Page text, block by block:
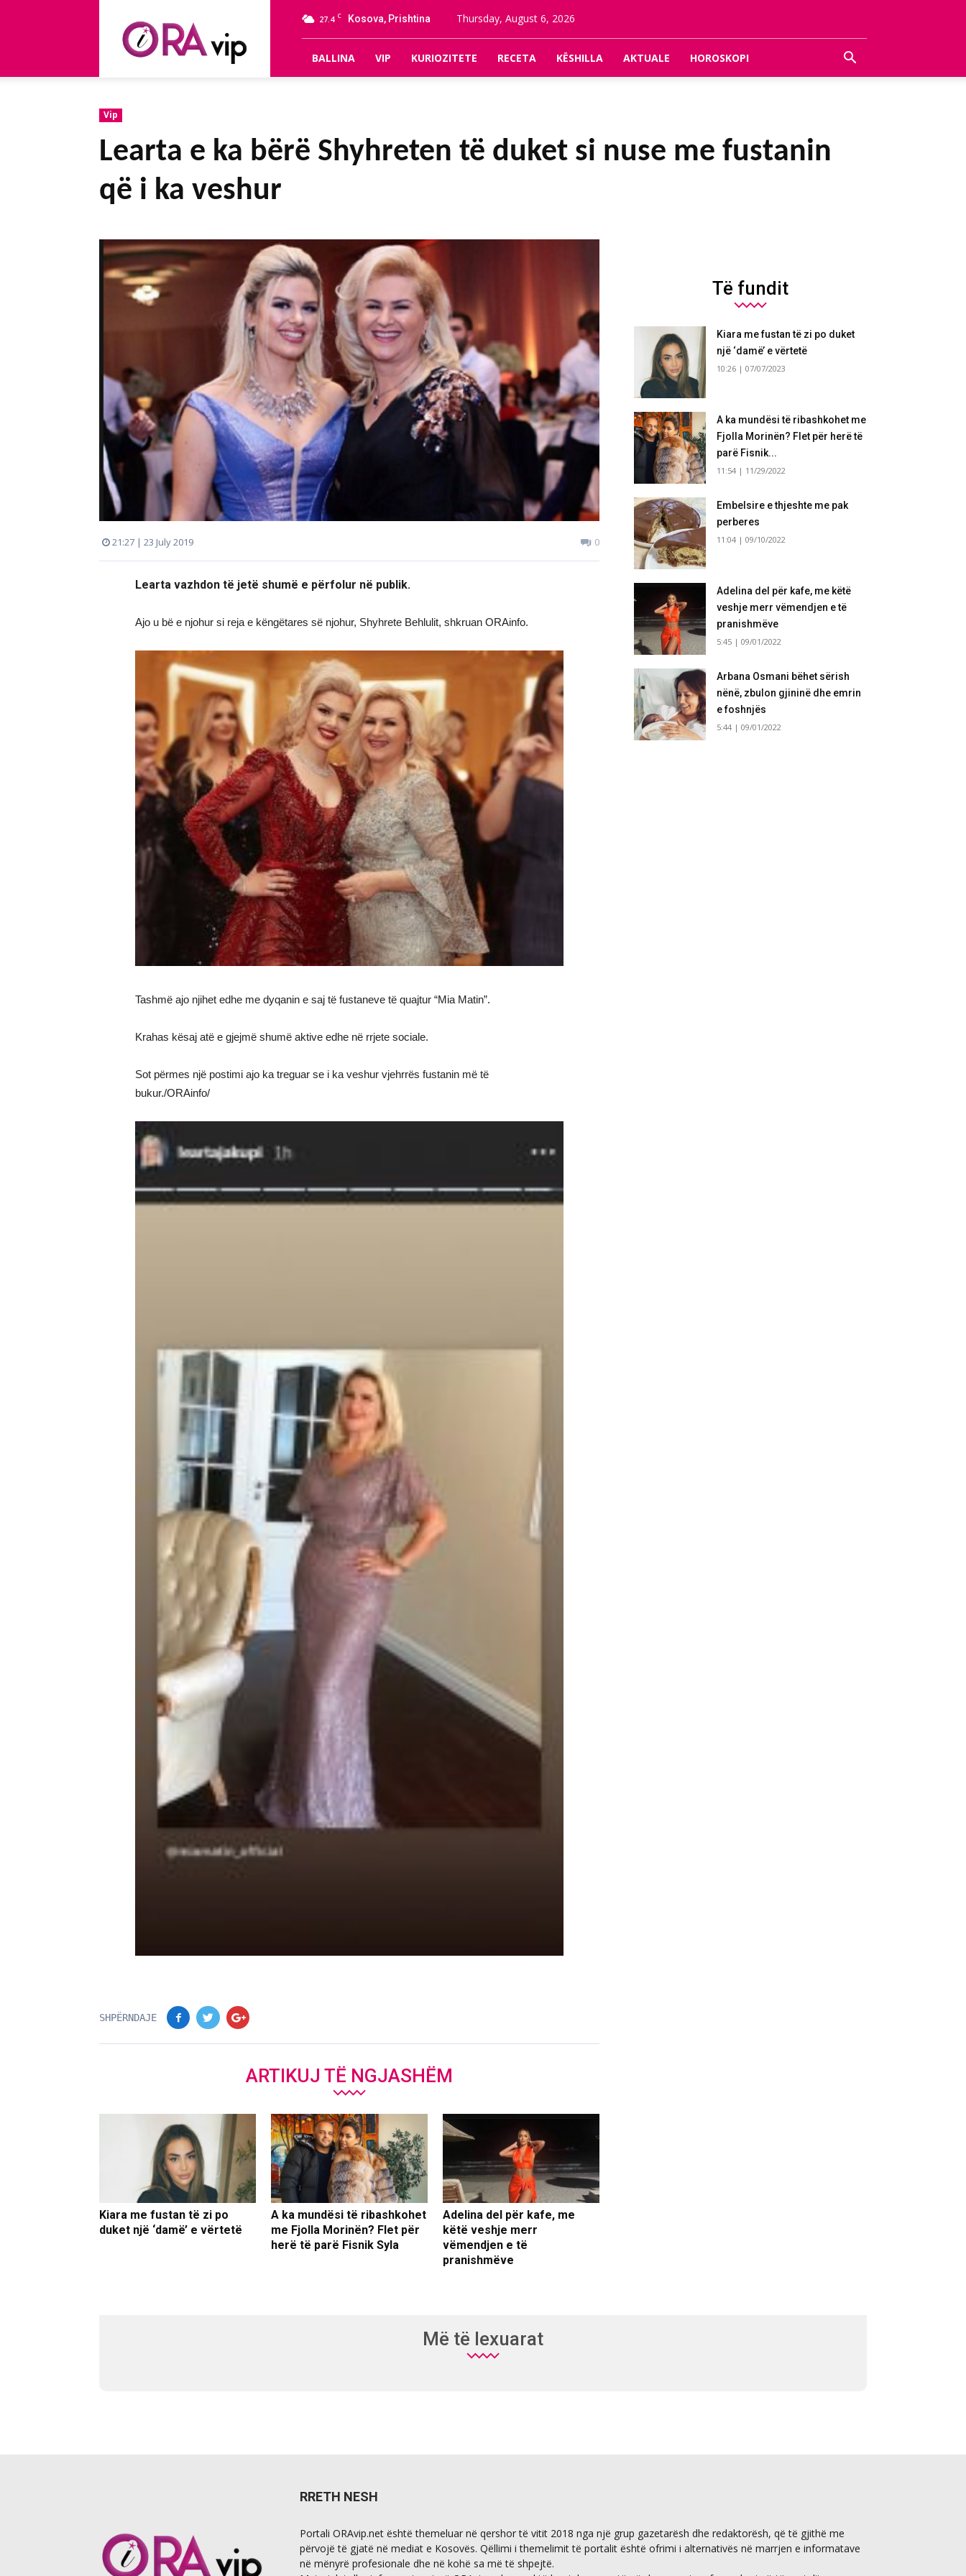
27.4 C Kosova, Prishtina Thursday, August 6, 2026
BALLINA VIP KURIOZITETE RECETA KËSHILLA AKTUALE HOROSKOPI
Vip
Learta e ka bërë Shyhreten të duket si nuse me fustanin
që i ka veshur
21:27 | 23 July 2019 0
Learta vazhdon të jetë shumë e përfolur në publik.
Ajo u bë e njohur si reja e këngëtares së njohur, Shyhrete Behlulit, shkruan ORAinfo.
Tashmë ajo njihet edhe me dyqanin e saj të fustaneve të quajtur “Mia Matin”.
Krahas kësaj atë e gjejmë shumë aktive edhe në rrjete sociale.
Sot përmes një postimi ajo ka treguar se i ka veshur vjehrrës fustanin më të
bukur./ORAinfo/
SHPËRNDAJE
ARTIKUJ TË NGJASHËM
Kiara me fustan të zi po
duket një ‘damë’ e vërtetë
A ka mundësi të ribashkohet
me Fjolla Morinën? Flet për
herë të parë Fisnik Syla
Adelina del për kafe, me
këtë veshje merr
vëmendjen e të
pranishmëve
Të fundit
Kiara me fustan të zi po duket
një ‘damë’ e vërtetë
10:26 | 07/07/2023
A ka mundësi të ribashkohet me
Fjolla Morinën? Flet për herë të
parë Fisnik...
11:54 | 11/29/2022
Embelsire e thjeshte me pak
perberes
11:04 | 09/10/2022
Adelina del për kafe, me këtë
veshje merr vëmendjen e të
pranishmëve
5:45 | 09/01/2022
Arbana Osmani bëhet sërish
nënë, zbulon gjininë dhe emrin
e foshnjës
5:44 | 09/01/2022
Më të lexuarat
RRETH NESH
Portali ORAvip.net është themeluar në qershor të vitit 2018 nga një grup gazetarësh dhe redaktorësh, që të gjithë me
përvojë të gjatë në mediat e Kosovës. Qëllimi i themelimit të portalit është ofrimi i alternativës në marrjen e informatave
në mënyrë profesionale dhe në kohë sa më të shpejtë.